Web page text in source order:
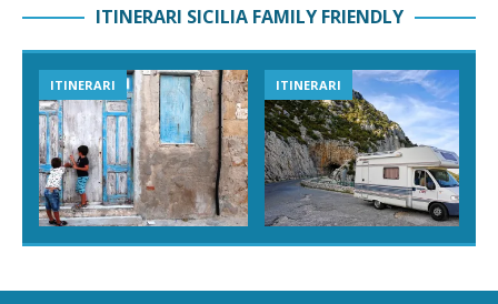
ITINERARI SICILIA FAMILY FRIENDLY
ITINERARI ITINERARI